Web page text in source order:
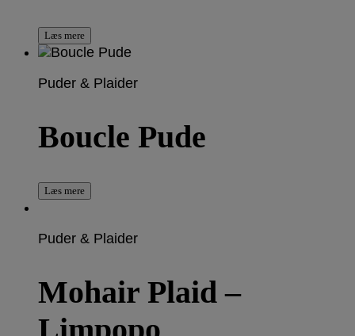
Læs mere
Puder & Plaider
Boucle Pude
Læs mere
Puder & Plaider
Mohair Plaid –